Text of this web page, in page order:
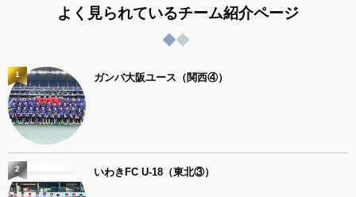
よく見られているチーム紹介ページ
ガンバ大阪ユース（関西④）
1
いわきFC U-18（東北③）
2